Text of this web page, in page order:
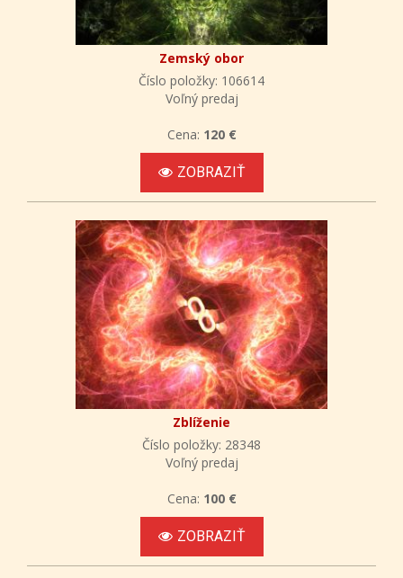
Zemský obor
Číslo položky: 106614
Voľný predaj
Cena: 120 €
ZOBRAZIŤ
Zblíženie
Číslo položky: 28348
Voľný predaj
Cena: 100 €
ZOBRAZIŤ